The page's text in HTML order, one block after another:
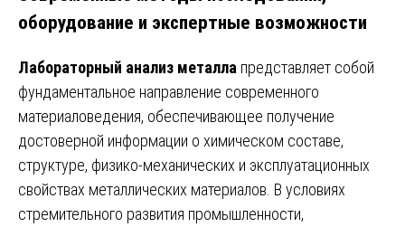
оборудование и экспертные возможности
Лабораторный анализ металла представляет собой
фундаментальное направление современного
материаловедения, обеспечивающее получение
достоверной информации о химическом составе,
структуре, физико-механических и эксплуатационных
свойствах металлических материалов. В условиях
стремительного развития промышленности,